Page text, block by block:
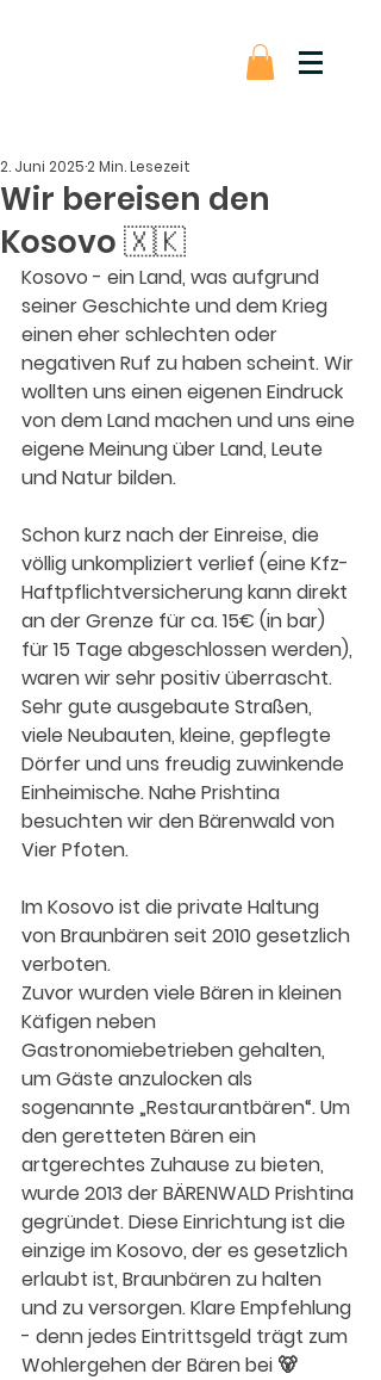
Wir bereisen den
Kosovo 🇽🇰
2. Juni 20252 Min. Lesezeit
Kosovo - ein Land, was aufgrund
seiner Geschichte und dem Krieg
einen eher schlechten oder
negativen Ruf zu haben scheint. Wir
wollten uns einen eigenen Eindruck
von dem Land machen und uns eine
eigene Meinung über Land, Leute
und Natur bilden.
Schon kurz nach der Einreise, die
völlig unkompliziert verlief (eine Kfz-
Haftpflichtversicherung kann direkt
an der Grenze für ca. 15€ (in bar)
für 15 Tage abgeschlossen werden),
waren wir sehr positiv überrascht.
Sehr gute ausgebaute Straßen,
viele Neubauten, kleine, gepflegte
Dörfer und uns freudig zuwinkende
Einheimische. Nahe Prishtina
besuchten wir den Bärenwald von
Vier Pfoten.
Im Kosovo ist die private Haltung
von Braunbären seit 2010 gesetzlich
verboten.
Zuvor wurden viele Bären in kleinen
Käfigen neben
Gastronomiebetrieben gehalten,
um Gäste anzulocken als
sogenannte „Restaurantbären“. Um
den geretteten Bären ein
artgerechtes Zuhause zu bieten,
wurde 2013 der BÄRENWALD Prishtina
gegründet. Diese Einrichtung ist die
einzige im Kosovo, der es gesetzlich
erlaubt ist, Braunbären zu halten
und zu versorgen. Klare Empfehlung
- denn jedes Eintrittsgeld trägt zum
Wohlergehen der Bären bei 🐻